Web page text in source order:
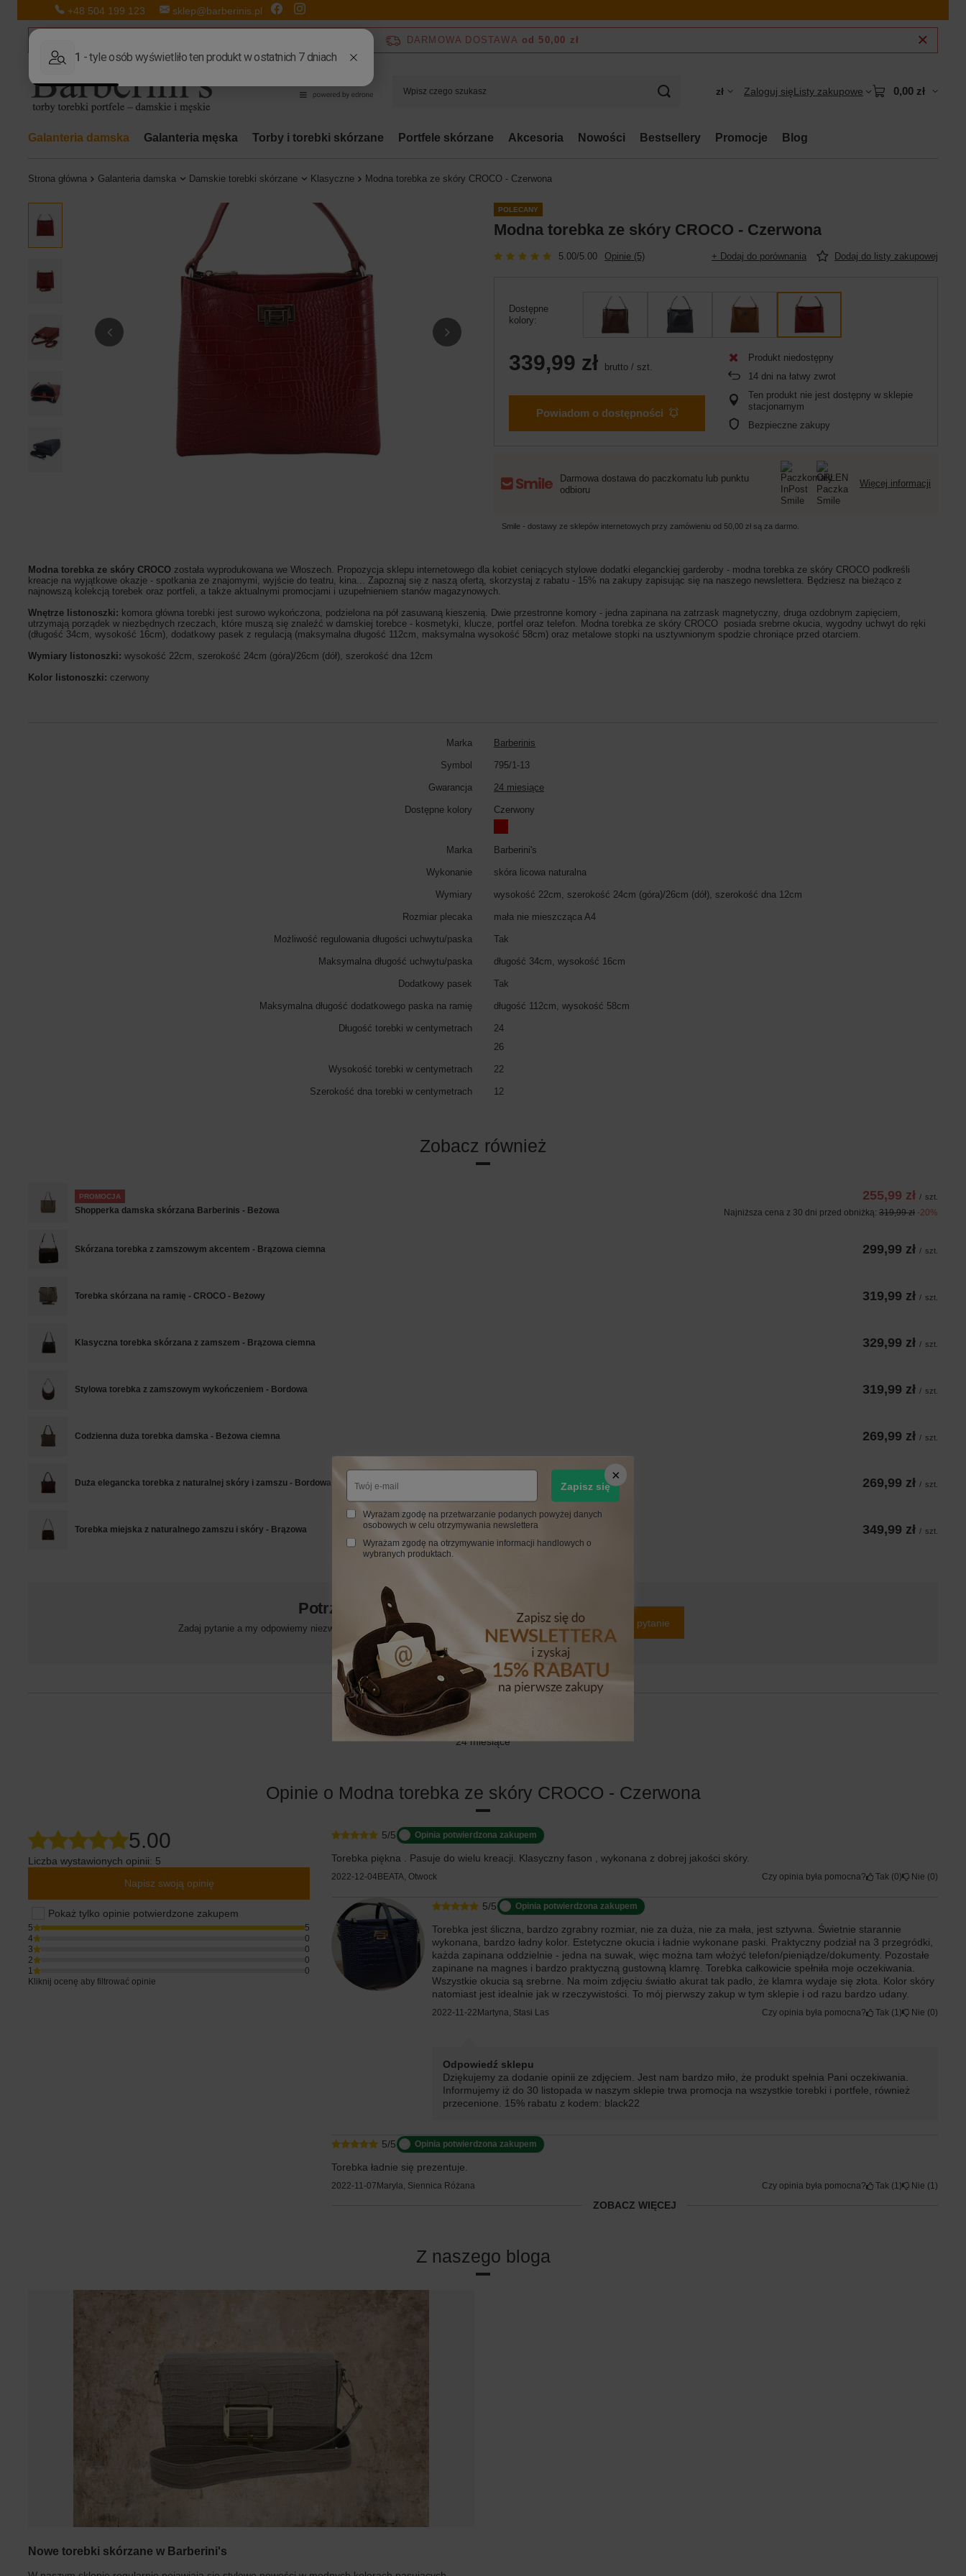
+48 504 199 123 sklep@barberinis.pl
DARMOWA DOSTAWA od 50,00 zł
zł Zaloguj sięListy zakupowe 0,00 zł
Galanteria damska Galanteria męska Torby i torebki skórzane Portfele skórzane Akcesoria Nowości Bestsellery Promocje Blog
Strona główna Galanteria damska Damskie torebki skórzane Klasyczne Modna torebka ze skóry CROCO - Czerwona
POLECANY
Modna torebka ze skóry CROCO - Czerwona
5.00/5.00 Opinie (5) + Dodaj do porównania Dodaj do listy zakupowej
Dostępne
kolory
339,99 zł brutto / szt.
Powiadom o dostępności
Produkt niedostępny
14 dni na łatwy zwrot
Ten produkt nie jest dostępny w sklepie
stacjonarnym
Bezpieczne zakupy
Darmowa dostawa do paczkomatu lub punktu
odbioru
Więcej informacji
Smile - dostawy ze sklepów internetowych przy zamówieniu od 50,00 zł są za darmo.
Modna torebka ze skóry CROCO została wyprodukowana we Włoszech. Propozycja sklepu internetowego dla kobiet ceniących stylowe dodatki eleganckiej garderoby - modna torebka ze skóry CROCO podkreśli
kreacje na wyjątkowe okazje - spotkania ze znajomymi, wyjście do teatru, kina...
Zapoznaj się z naszą ofertą, skorzystaj z rabatu - 15% na zakupy zapisując się na naszego newslettera. Będziesz na bieżąco z
najnowszą kolekcją torebek oraz portfeli, a także aktualnymi promocjami i uzupełnieniem stanów magazynowych.
Wnętrze listonoszki: komora główna torebki jest surowo wykończona, podzielona na pół zasuwaną kieszenią. Dwie przestronne komory - jedna zapinana na zatrzask magnetyczny, druga ozdobnym zapięciem,
utrzymają porządek w niezbędnych rzeczach, które muszą się znaleźć w damskiej torebce - kosmetyki, klucze, portfel oraz telefon. Modna torebka ze skóry CROCO posiada srebrne okucia, wygodny uchwyt do ręki
(długość 34cm, wysokość 16cm), dodatkowy pasek z regulacją (maksymalna długość 112cm, maksymalna wysokość 58cm) oraz metalowe stopki na usztywnionym spodzie chroniące przed otarciem.
Wymiary listonoszki: wysokość 22cm, szerokość 24cm (góra)/26cm (dół), szerokość dna 12cm
Kolor listonoszki: czerwony
Marka Barberinis
Symbol 795/1-13
Gwarancja 24 miesiące
Dostępne kolory Czerwony
Marka Barberini's
Wykonanie skóra licowa naturalna
Wymiary wysokość 22cm, szerokość 24cm (góra)/26cm (dół), szerokość dna 12cm
Rozmiar plecaka mała nie mieszcząca A4
Możliwość regulowania długości uchwytu/paska Tak
Maksymalna długość uchwytu/paska długość 34cm, wysokość 16cm
Dodatkowy pasek Tak
Maksymalna długość dodatkowego paska na ramię długość 112cm, wysokość 58cm
Długość torebki w centymetrach
24
26
Wysokość torebki w centymetrach 22
Szerokość dna torebki w centymetrach 12
Zobacz również
PROMOCJA
Shopperka damska skórzana Barberinis - Beżowa
255,99 zł / szt.
Najniższa cena z 30 dni przed obniżką: 319,99 zł -20%
Skórzana torebka z zamszowym akcentem - Brązowa ciemna 299,99 zł / szt.
Torebka skórzana na ramię - CROCO - Beżowy 319,99 zł / szt.
Klasyczna torebka skórzana z zamszem - Brązowa ciemna 329,99 zł / szt.
Stylowa torebka z zamszowym wykończeniem - Bordowa 319,99 zł / szt.
Codzienna duża torebka damska - Beżowa ciemna 269,99 zł / szt.
Duża elegancka torebka z naturalnej skóry i zamszu - Bordowa 269,99 zł / szt.
Torebka miejska z naturalnego zamszu i skóry - Brązowa 349,99 zł / szt.
Potrzebujesz pomocy? Masz pytania?
Zadaj pytanie a my odpowiemy niezwłocznie, najciekawsze pytania i odpowiedzi publikując dla
innych.
Zadaj pytanie
24 MIESIĄCE
24 miesiące
Opinie o Modna torebka ze skóry CROCO - Czerwona
5.00
Liczba wystawionych opinii: 5
Napisz swoją opinię
Pokaż tylko opinie potwierdzone zakupem
5
5
4
0
3
0
2
0
1
0
Kliknij ocenę aby filtrować opinie
5/5 Opinia potwierdzona zakupem
Torebka piękna . Pasuje do wielu kreacji. Klasyczny fason , wykonana z dobrej jakości skóry.
2022-12-04BEATA, Otwock Czy opinia była pomocna? Tak 0 Nie 0
5/5 Opinia potwierdzona zakupem
Torebka jest śliczna, bardzo zgrabny rozmiar, nie za duża, nie za mała, jest sztywna. Świetnie starannie
wykonana, bardzo ładny kolor. Estetyczne okucia i ładnie wykonane paski. Praktyczny podział na 3 przegródki,
każda zapinana oddzielnie - jedna na suwak, więc można tam włożyć telefon/pieniądze/dokumenty. Pozostałe
zapinane na magnes i bardzo praktyczną gustowną klamrę. Torebka całkowicie spełniła moje oczekiwania.
Wszystkie okucia są srebrne. Na moim zdjęciu światło akurat tak padło, że klamra wydaje się złota. Kolor skóry
natomiast jest idealnie jak w rzeczywistości. To mój pierwszy zakup w tym sklepie i od razu bardzo udany.
2022-11-22Martyna, Stasi Las Czy opinia była pomocna? Tak 1 Nie 0
Odpowiedź sklepu
Dziękujemy za dodanie opinii ze zdjęciem. Jest nam bardzo miło, że produkt spełnia Pani oczekiwania.
Informujemy iż do 30 listopada w naszym sklepie trwa promocja na wszystkie torebki i portfele, również
przecenione. 15% rabatu z kodem: black22
5/5 Opinia potwierdzona zakupem
Torebka ładnie się prezentuje.
2022-11-07Maryla, Siennica Różana Czy opinia była pomocna? Tak 1 Nie 1
ZOBACZ WIĘCEJ
Z naszego bloga
Nowe torebki skórzane w Barberini's
Zapisz się
Wyrażam zgodę na przetwarzanie podanych powyżej danych
osobowych w celu otrzymywania newslettera
Wyrażam zgodę na otrzymywanie informacji handlowych o
wybranych produktach.